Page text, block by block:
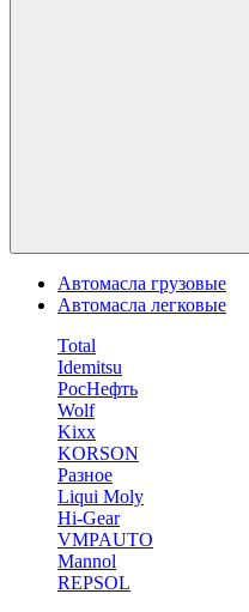
Автомасла грузовые
Автомасла легковые
Total
Idemitsu
РосНефть
Wolf
Kixx
KORSON
Разное
Liqui Moly
Hi-Gear
VMPAUTO
Mannol
REPSOL